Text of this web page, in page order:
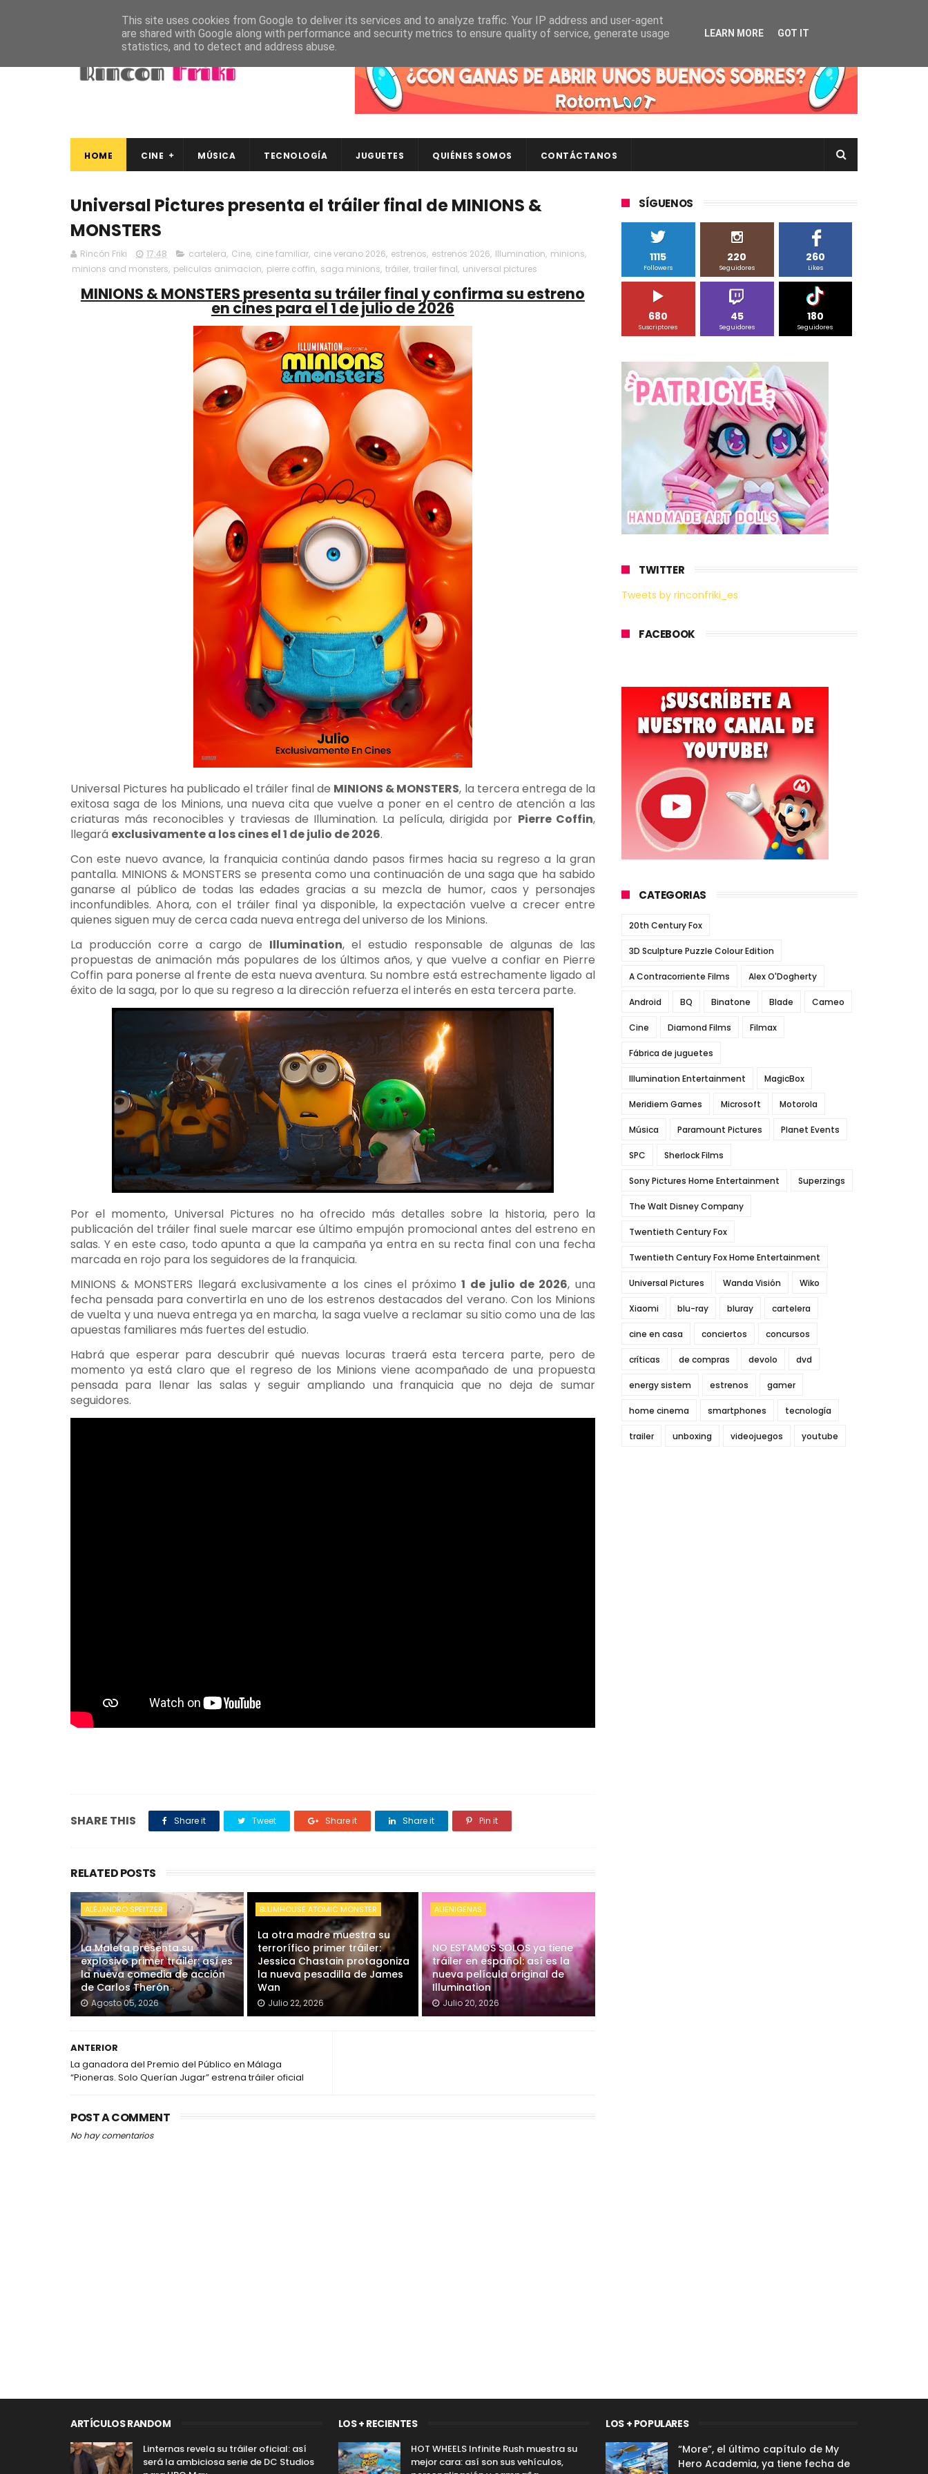
HOME CINE MÚSICA TECNOLOGÍA JUGUETES QUIÉNES SOMOS CONTÁCTANOS
Universal Pictures presenta el tráiler final de MINIONS &
MONSTERS
Rincón Friki 17:48 cartelera, Cine, cine familiar, cine verano 2026, estrenos, estrenos 2026, Illumination, minions,
minions and monsters, peliculas animacion, pierre coffin, saga minions, tráiler, trailer final, universal pictures
MINIONS & MONSTERS presenta su tráiler final y confirma su estreno
en cines para el 1 de julio de 2026
Universal Pictures ha publicado el tráiler final de MINIONS & MONSTERS, la tercera entrega de la
exitosa saga de los Minions, una nueva cita que vuelve a poner en el centro de atención a las
criaturas más reconocibles y traviesas de Illumination. La película, dirigida por Pierre Coffin,
llegará exclusivamente a los cines el 1 de julio de 2026.
Con este nuevo avance, la franquicia continúa dando pasos firmes hacia su regreso a la gran
pantalla. MINIONS & MONSTERS se presenta como una continuación de una saga que ha sabido
ganarse al público de todas las edades gracias a su mezcla de humor, caos y personajes
inconfundibles. Ahora, con el tráiler final ya disponible, la expectación vuelve a crecer entre
quienes siguen muy de cerca cada nueva entrega del universo de los Minions.
La producción corre a cargo de Illumination, el estudio responsable de algunas de las
propuestas de animación más populares de los últimos años, y que vuelve a confiar en Pierre
Coffin para ponerse al frente de esta nueva aventura. Su nombre está estrechamente ligado al
éxito de la saga, por lo que su regreso a la dirección refuerza el interés en esta tercera parte.
Por el momento, Universal Pictures no ha ofrecido más detalles sobre la historia, pero la
publicación del tráiler final suele marcar ese último empujón promocional antes del estreno en
salas. Y en este caso, todo apunta a que la campaña ya entra en su recta final con una fecha
marcada en rojo para los seguidores de la franquicia.
MINIONS & MONSTERS llegará exclusivamente a los cines el próximo1 de julio de 2026, una
fecha pensada para convertirla en uno de los estrenos destacados del verano. Con los Minions
de vuelta y una nueva entrega ya en marcha, la saga vuelve a reclamar su sitio como una de las
apuestas familiares más fuertes del estudio.
Habrá que esperar para descubrir qué nuevas locuras traerá esta tercera parte, pero de
momento ya está claro que el regreso de los Minions viene acompañado de una propuesta
pensada para llenar las salas y seguir ampliando una franquicia que no deja de sumar
seguidores.
SHARE THIS Share it Tweet Share it Share it Pin it
RELATED POSTS
ALEJANDRO SPEITZER
La Maleta presenta su
explosivo primer tráiler: así es
la nueva comedia de acción
de Carlos Therón
Agosto 05, 2026
BLUMHOUSE ATOMIC MONSTER
La otra madre muestra su
terrorífico primer tráiler:
Jessica Chastain protagoniza
la nueva pesadilla de James
Wan
Julio 22, 2026
ALIENIGENAS
NO ESTAMOS SOLOS ya tiene
tráiler en español: así es la
nueva película original de
Illumination
Julio 20, 2026
ANTERIOR
La ganadora del Premio del Público en Málaga
“Pioneras. Solo Querían Jugar” estrena tráiler oficial
POST A COMMENT
No hay comentarios
SÍGUENOS
1115
Followers
220
Seguidores
260
Likes
680
Suscriptores
45
Seguidores
180
Seguidores
TWITTER
Tweets by rinconfriki_es
FACEBOOK
CATEGORIAS
20th Century Fox
3D Sculpture Puzzle Colour Edition
A Contracorriente Films Alex O'Dogherty
Android BQ Binatone Blade Cameo
Cine Diamond Films Filmax
Fábrica de juguetes
Illumination Entertainment MagicBox
Meridiem Games Microsoft Motorola
Música Paramount Pictures Planet Events
SPC Sherlock Films
Sony Pictures Home Entertainment Superzings
The Walt Disney Company
Twentieth Century Fox
Twentieth Century Fox Home Entertainment
Universal Pictures Wanda Visión Wiko
Xiaomi blu-ray bluray cartelera
cine en casa conciertos concursos
críticas de compras devolo dvd
energy sistem estrenos gamer
home cinema smartphones tecnología
trailer unboxing videojuegos youtube
ARTÍCULOS RANDOM
Linternas revela su tráiler oficial: así
será la ambiciosa serie de DC Studios
LOS + RECIENTES
HOT WHEELS Infinite Rush muestra su
mejor cara: así son sus vehículos,
LOS + POPULARES
“More”, el último capítulo de My
Hero Academia, ya tiene fecha de
This site uses cookies from Google to deliver its services and to analyze traffic. Your IP address and user-agent
are shared with Google along with performance and security metrics to ensure quality of service, generate usage
statistics, and to detect and address abuse.
LEARN MORE GOT IT